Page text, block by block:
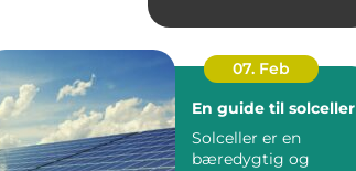
07. Feb
En guide til solceller
Solceller er en
bæredygtig og